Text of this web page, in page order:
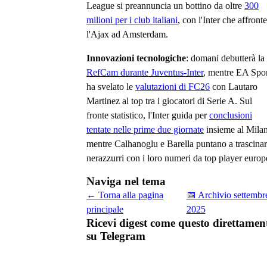
League si preannuncia un bottino da oltre 300
milioni per i club italiani, con l'Inter che
l'Ajax ad Amsterdam.
Innovazioni tecnologiche: domani debutterà la
RefCam durante Juventus-Inter, mentre EA
ha svelato le valutazioni di FC26 con Lautaro
Martinez al top tra i giocatori di Serie A. Sul
fronte statistico, l'Inter guida perconclusioni
tentate nelle prime due giornate insieme al
mentre Calhanoglu e Barella puntano a
nerazzurri con i loro numeri da top player
Naviga nel tema
← Torna alla pagina
principale
📅 Archivio
2025
Ricevi digest come questo
su Telegram